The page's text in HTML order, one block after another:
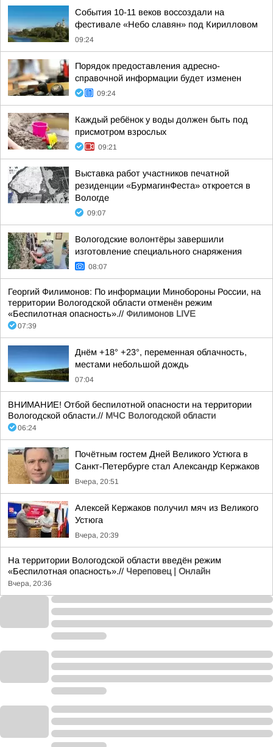
События 10-11 веков воссоздали на
фестивале «Небо славян» под Кирилловом
09:24
Порядок предоставления адресно-
справочной информации будет изменен
09:24
Каждый ребёнок у воды должен быть под
присмотром взрослых
09:21
Выставка работ участников печатной
резиденции «БурмагинФеста» откроется в
Вологде
09:07
Вологодские волонтёры завершили
изготовление специального снаряжения
08:07
Георгий Филимонов: По информации Минобороны России, на
территории Вологодской области отменён режим
«Беспилотная опасность».// Филимонов LIVE
07:39
Днём +18° +23°, переменная облачность,
местами небольшой дождь
07:04
ВНИМАНИЕ! Отбой беспилотной опасности на территории
Вологодской области.// МЧС Вологодской области
06:24
Почётным гостем Дней Великого Устюга в
Санкт-Петербурге стал Александр Кержаков
Вчера, 20:51
Алексей Кержаков получил мяч из Великого
Устюга
Вчера, 20:39
На территории Вологодской области введён режим
«Беспилотная опасность».// Череповец | Онлайн
Вчера, 20:36